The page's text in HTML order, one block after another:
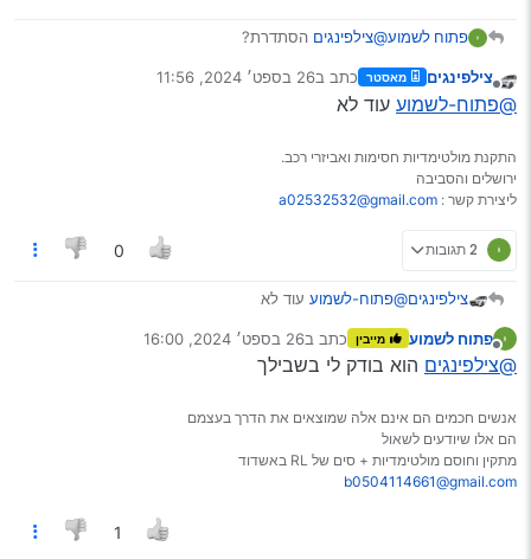
בבקשה תמונה אם חסר עוד פריט מלמטה יותר תגיד לי
פשוט עשיתי צלו"מ שיוכל לעלות לכאן…,
פתוח לשמוע@צילפינגים הסתדרת?
צילפינגים מאסטר כתב ב26 בספט׳ 2024, 11:56
נערך לאחרונה על ידי
@פתוח-לשמוע עוד לא
התקנת מולטימדיות חסימות ואביזרי רכב.
ירושלים והסביבה
ליצירת קשר : a02532532@gmail.com
2 תגובות 0
צילפינגים@פתוח-לשמוע עוד לא
מנותק
פתוח לשמוע מייבין כתב ב26 בספט׳ 2024, 16:00
נערך לאחרונה על ידי
@צילפינגים הוא בודק לי בשבילך
אנשים חכמים הם אינם אלה שמוצאים את הדרך בעצמם
הם אלו שיודעים לשאול
מתקין וחוסם מולטימדיות + סים של RL באשדוד
b0504114661@gmail.com
1